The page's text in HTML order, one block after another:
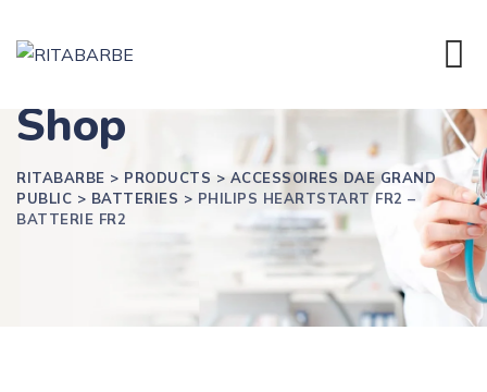
Shop
RITABARBE > PRODUCTS > ACCESSOIRES DAE GRAND
PUBLIC > BATTERIES > PHILIPS HEARTSTART FR2 –
BATTERIE FR2